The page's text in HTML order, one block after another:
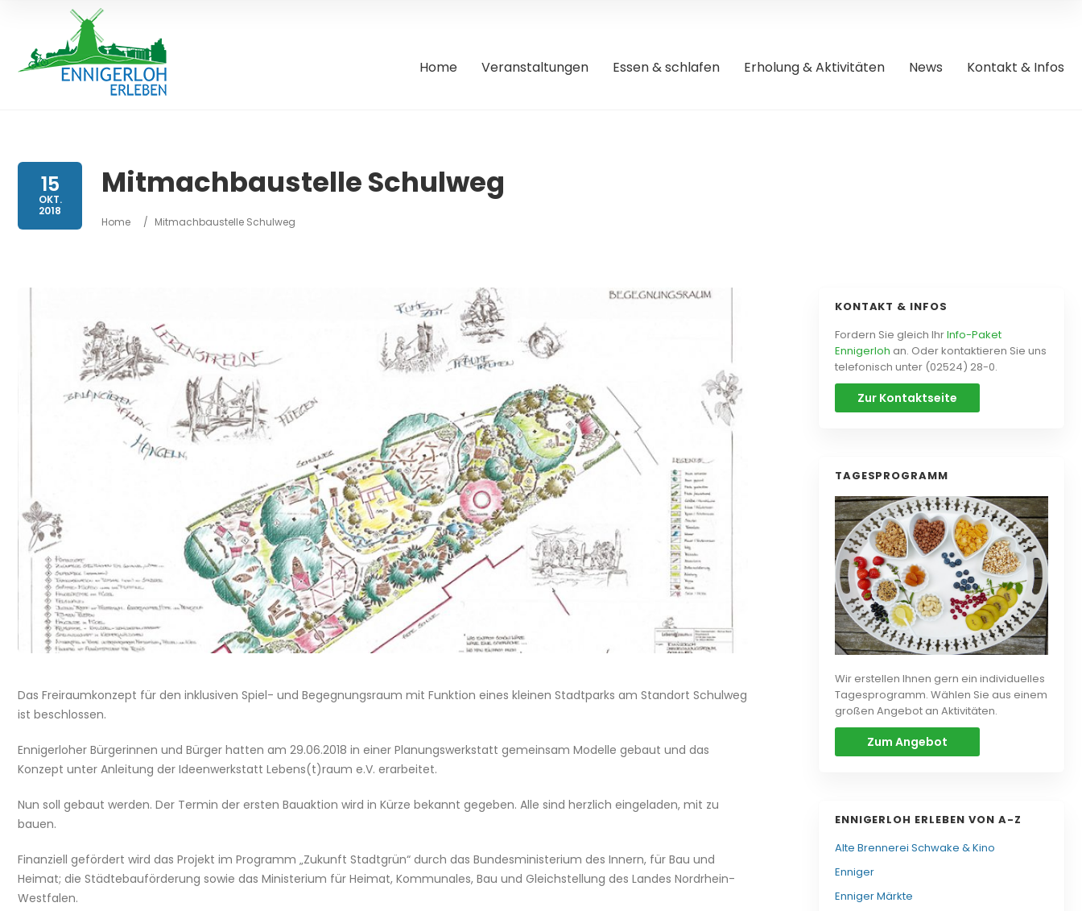
Home Veranstaltungen Essen & schlafen Erholung & Aktivitäten News Kontakt & Infos
15
OKT.
2018
Mitmachbaustelle Schulweg
Home / Mitmachbaustelle Schulweg
Das Freiraumkonzept für den inklusiven Spiel- und Begegnungsraum mit Funktion eines kleinen Stadtparks am Standort Schulweg
ist beschlossen.
Ennigerloher Bürgerinnen und Bürger hatten am 29.06.2018 in einer Planungswerkstatt gemeinsam Modelle gebaut und das
Konzept unter Anleitung der Ideenwerkstatt Lebens(t)raum e.V. erarbeitet.
Nun soll gebaut werden. Der Termin der ersten Bauaktion wird in Kürze bekannt gegeben. Alle sind herzlich eingeladen, mit zu
bauen.
Finanziell gefördert wird das Projekt im Programm „Zukunft Stadtgrün“ durch das Bundesministerium des Innern, für Bau und
Heimat; die Städtebauförderung sowie das Ministerium für Heimat, Kommunales, Bau und Gleichstellung des Landes Nordrhein-
Westfalen.
KONTAKT & INFOS
Fordern Sie gleich IhrInfo-Paket
Ennigerloh an. Oder kontaktieren Sie uns
telefonisch unter (02524) 28-0.
Zur Kontaktseite
TAGESPROGRAMM
Wir erstellen Ihnen gern ein individuelles
Tagesprogramm. Wählen Sie aus einem
großen Angebot an Aktivitäten.
Zum Angebot
ENNIGERLOH ERLEBEN VON A-Z
Alte Brennerei Schwake & Kino
Enniger
Enniger Märkte